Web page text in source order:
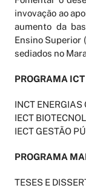
invovação ao
aumento da
Ensino Superior
sediados no
PROGRAMA ICT
INCT
IECT
IECT GESTÃO
PROGRAMA
TESES E